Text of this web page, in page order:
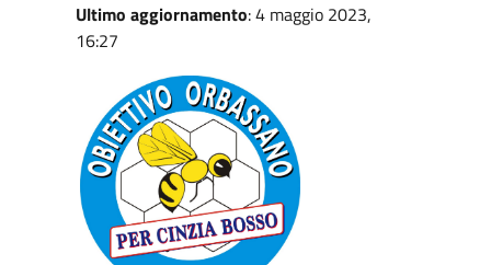
Ultimo aggiornamento: 4 maggio 2023,
16:27